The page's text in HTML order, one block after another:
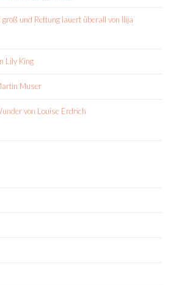
und Rettung lauert überall von Ilija
Lily King
Muser
von Louise Erdrich